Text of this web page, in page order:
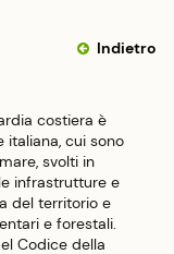
Indietro
costiera è
cui sono
svolti in
infrastrutture e
del territorio e
e forestali.
Codice della